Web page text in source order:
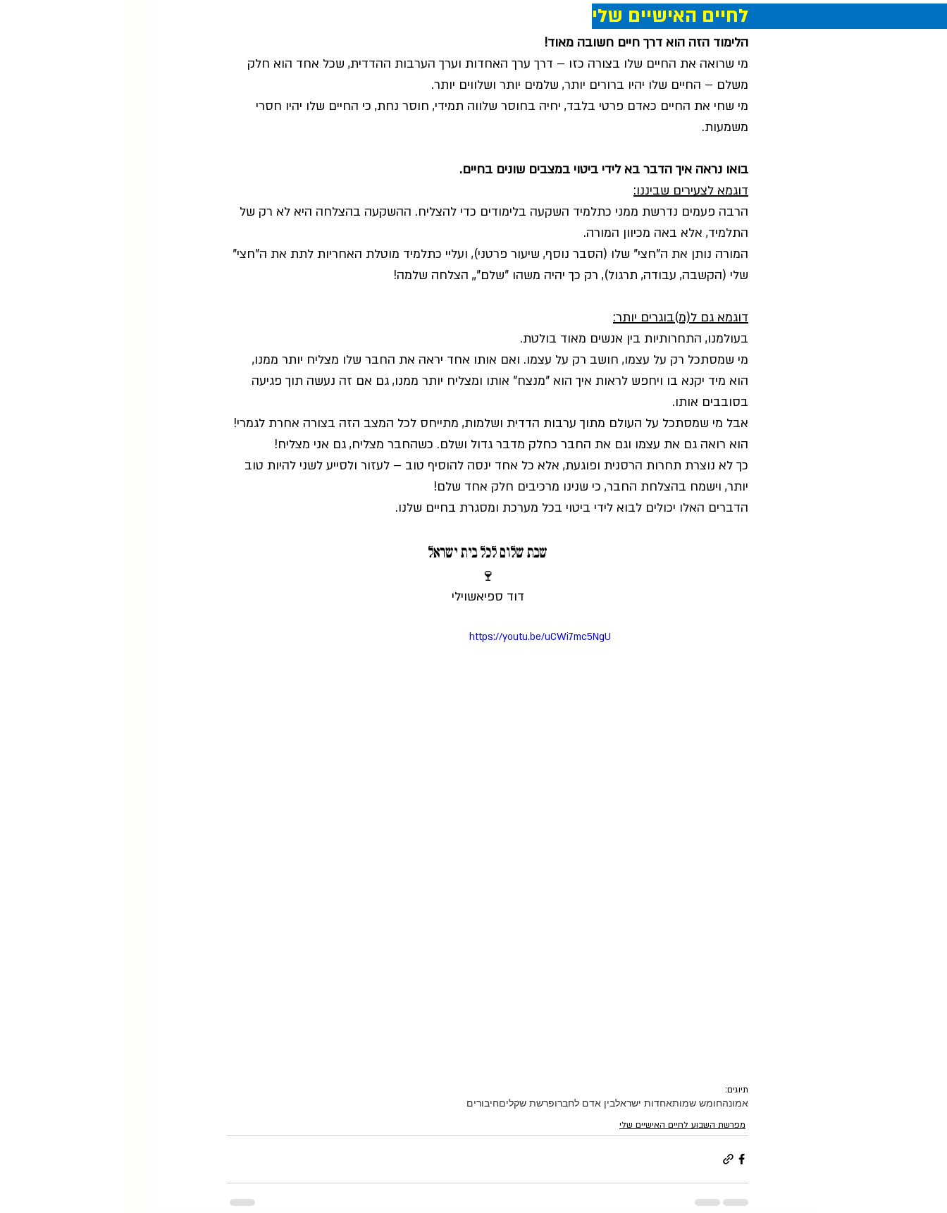
לחיים האישיים שלי
הלימוד הזה הוא דרך חיים חשובה מאוד!
מי שרואה את החיים שלו בצורה כזו – דרך ערך האחדות וערך הערבות ההדדית, שכל אחד הוא חלק
משלם – החיים שלו יהיו ברורים יותר, שלמים יותר ושלווים יותר.
מי שחי את החיים כאדם פרטי בלבד, יחיה בחוסר שלווה תמידי, חוסר נחת, כי החיים שלו יהיו חסרי
משמעות.
בואו נראה איך הדבר בא לידי ביטוי במצבים שונים בחיים.
דוגמא לצעירים שביננו:
הרבה פעמים נדרשת ממני כתלמיד השקעה בלימודים כדי להצליח. ההשקעה בהצלחה היא לא רק של
התלמיד, אלא באה מכיוון המורה.
המורה נותן את ה"חצי" שלו (הסבר נוסף, שיעור פרטני), ועליי כתלמיד מוטלת האחריות לתת את ה"חצי"
שלי (הקשבה, עבודה, תרגול), רק כך יהיה משהו "שלם",, הצלחה שלמה!
דוגמא גם ל(מ)בוגרים יותר:
בעולמנו, התחרותיות בין אנשים מאוד בולטת.
מי שמסתכל רק על עצמו, חושב רק על עצמו. ואם אותו אחד יראה את החבר שלו מצליח יותר ממנו,
הוא מיד יקנא בו ויחפש לראות איך הוא "מנצח" אותו ומצליח יותר ממנו, גם אם זה נעשה תוך פגיעה
בסובבים אותו.
אבל מי שמסתכל על העולם מתוך ערבות הדדית ושלמות, מתייחס לכל המצב הזה בצורה אחרת לגמרי!
הוא רואה גם את עצמו וגם את החבר כחלק מדבר גדול ושלם. כשהחבר מצליח, גם אני מצליח!
כך לא נוצרת תחרות הרסנית ופוגעת, אלא כל אחד ינסה להוסיף טוב – לעזור ולסייע לשני להיות טוב
יותר, וישמח בהצלחת החבר, כי שנינו מרכיבים חלק אחד שלם!
הדברים האלו יכולים לבוא לידי ביטוי בכל מערכת ומסגרת בחיים שלנו.
שבת שלום לכל בית ישראל
🍷
דוד ספיאשוילי
https://youtu.be/uCWi7mc5NgU
תיוגים:
אמונהחומש שמותאחדות ישראלבין אדם לחברופרשת שקליםחיבורים
מפרשת השבוע לחיים האישיים שלי